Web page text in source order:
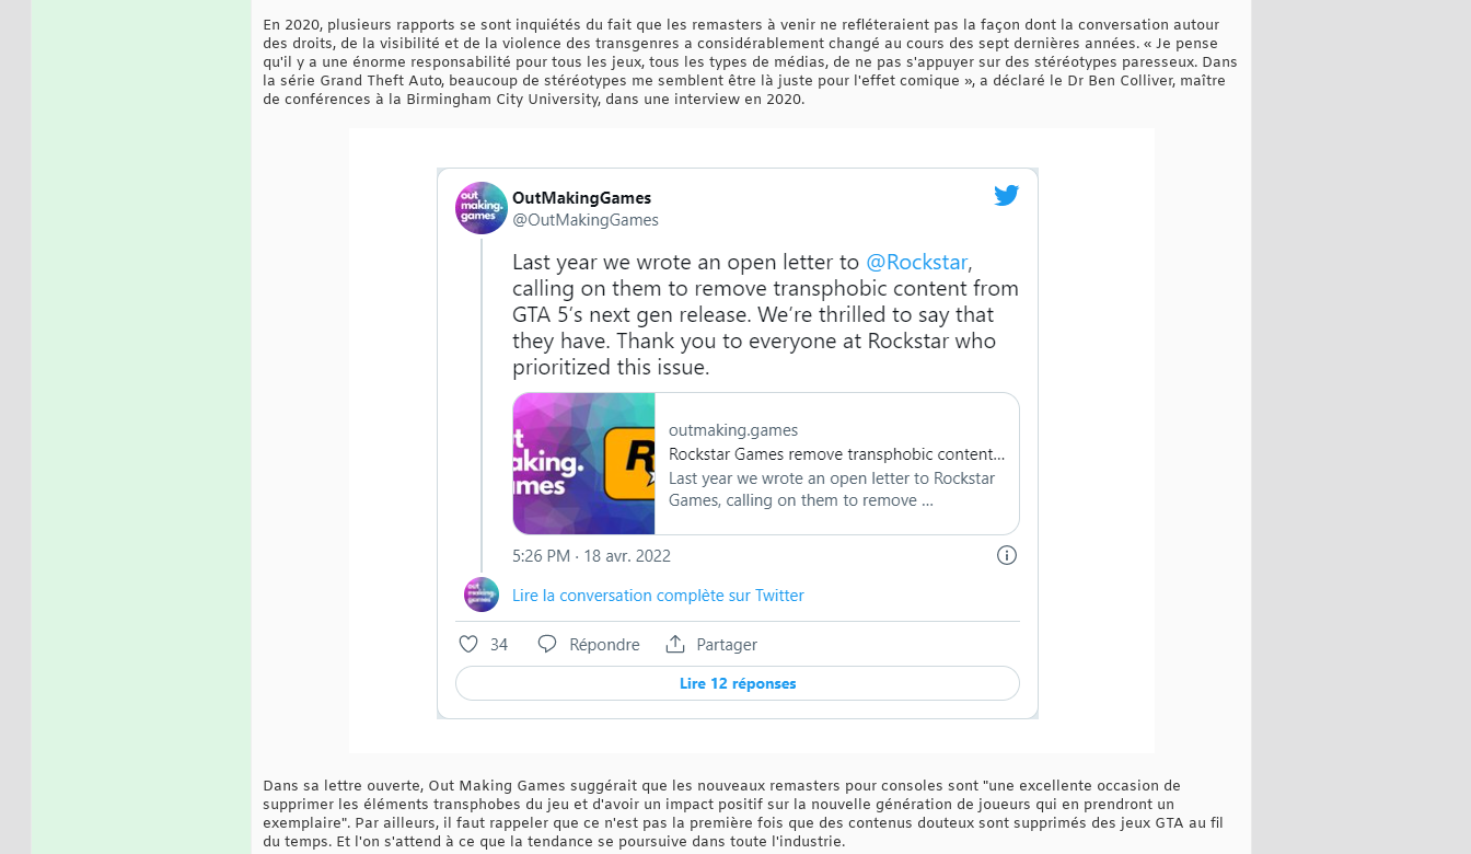
En 2020, plusieurs rapports se sont inquiétés du fait que les remasters à venir ne refléteraient pas la façon dont la conversation autour
des droits, de la visibilité et de la violence des transgenres a considérablement changé au cours des sept dernières années. « Je pense
qu'il y a une énorme responsabilité pour tous les jeux, tous les types de médias, de ne pas s'appuyer sur des stéréotypes paresseux. Dans
la série Grand Theft Auto, beaucoup de stéréotypes me semblent être là juste pour l'effet comique », a déclaré le Dr Ben Colliver, maître
de conférences à la Birmingham City University, dans une interview en 2020.
Dans sa lettre ouverte, Out Making Games suggérait que les nouveaux remasters pour consoles sont "une excellente occasion de
supprimer les éléments transphobes du jeu et d'avoir un impact positif sur la nouvelle génération de joueurs qui en prendront un
exemplaire". Par ailleurs, il faut rappeler que ce n'est pas la première fois que des contenus douteux sont supprimés des jeux GTA au fil
du temps. Et l'on s'attend à ce que la tendance se poursuive dans toute l'industrie.